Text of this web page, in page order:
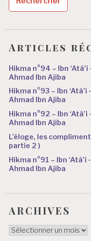
Articles
Hikma n°94 – Ibn
Ahmad Ibn Ajiba
Hikma n°93 – Ibn
Ahmad Ibn Ajiba
Hikma n°92 – Ibn
Ahmad Ibn Ajiba
L’éloge, les
partie 2 )
Hikma n°91 – Ibn
Ahmad Ibn Ajiba
ARCHIVES
ARCHIVES